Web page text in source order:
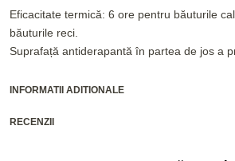
Eficacitate termică: 6 ore pentru băuturile
băuturile reci.
Suprafață antiderapantă în partea de jos a
INFORMATII ADITIONALE
RECENZII